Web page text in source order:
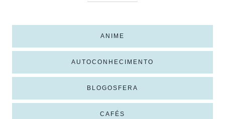
ANIME
AUTOCONHECIMENTO
BLOGOSFERA
CAFÉS